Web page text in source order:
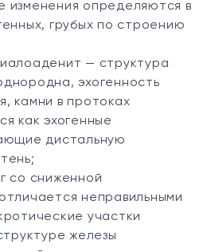
изменения определяются в
грубых по строению
— структура
эхогенность
камни в протоках
как эхогенные
дистальную
со сниженной
неправильными
участки
железы